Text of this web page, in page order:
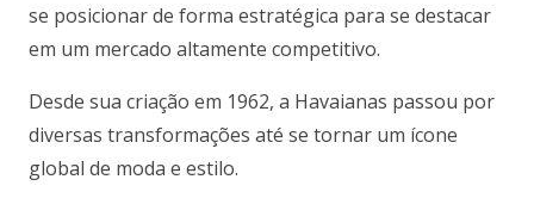
se posicionar de forma estratégica para se destacar
em um mercado altamente competitivo.
Desde sua criação em 1962, a Havaianas passou por
diversas transformações até se tornar um ícone
global de moda e estilo.